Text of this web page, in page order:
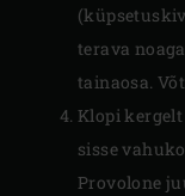
terava
tainaosa.
Klopi
sisse
Provolone